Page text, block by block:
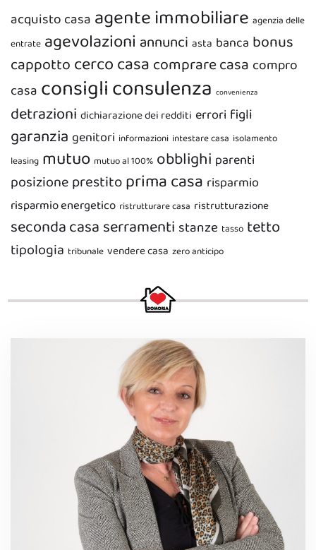
acquisto casa agente immobiliare agenzia delle
entrate agevolazioni annunci asta banca bonus
cappottocerco casacomprare casa compro
casa consigliconsulenza convenienza
detrazioni dichiarazione dei redditi errori figli
garanzia genitori informazioni intestare casa isolamento
leasing mutuo mutuo al 100% obblighi parenti
posizioneprestitoprima casa risparmio
risparmio energetico ristrutturare casa ristrutturazione
seconda casaserramenti stanze tasso tetto
tipologia tribunale vendere casa zero anticipo